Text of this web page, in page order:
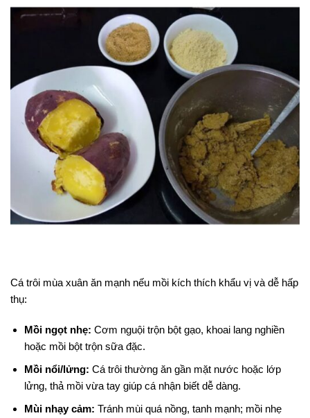
Cá trôi mùa xuân ăn mạnh nếu mồi kích thích khẩu vị và dễ hấp
thụ:
Mồi ngọt nhẹ: Cơm nguội trộn bột gạo, khoai lang nghiền
hoặc mồi bột trộn sữa đặc.
Mồi nổi/lửng: Cá trôi thường ăn gần mặt nước hoặc lớp
lửng, thả mồi vừa tay giúp cá nhận biết dễ dàng.
Mùi nhạy cảm: Tránh mùi quá nồng, tanh mạnh; mồi nhẹ